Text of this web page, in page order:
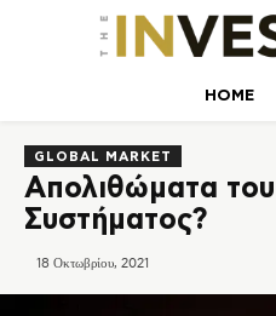
ΗΟΜΕ
GLOBAL MARKET
Απολιθώματα
Συστήματος?
18 Οκτωβρίου, 2021